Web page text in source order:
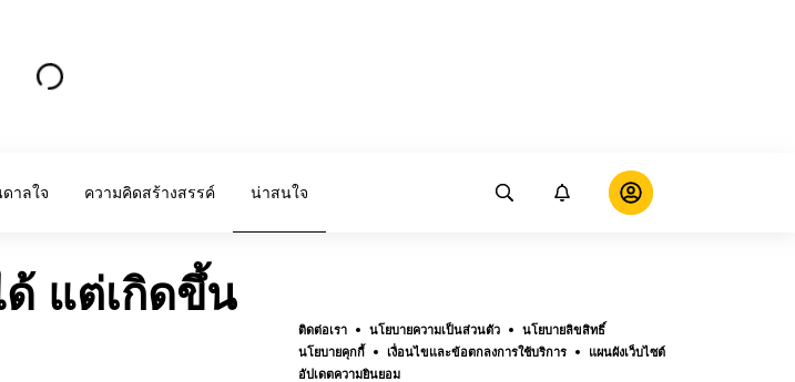
าลใจ ความคิดสร้างสรรค์ น่าสนใจ
ติดต่อเรา นโยบายความเป็นส่วนตัว
นโยบายลิขสิทธิ์
นโยบายคุกกี้
เงื่อนไขและข้อตกลงการใช้บริการ
แผนผังเว็บไซต์
อัปเดตความยินยอม
ด้ แต่เกิดขึ้น